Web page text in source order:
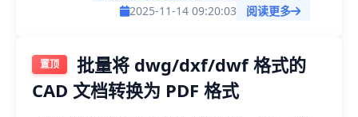
将 XPS 格式的文档转为 PDF 格式，支持批量处
2025-11-14 09:20:03
阅读更多
批量将 dwg/dxf/dwf 格式的
CAD 文档转换为 PDF 格式